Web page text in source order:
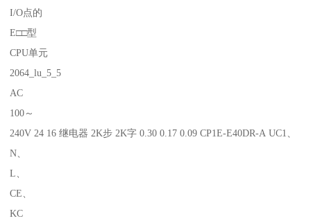
I/O点的
E□□型
CPU单元
2064_lu_5_5
AC
100～
240V 24 16 继电器 2K步 2K字 0.30 0.17 0.09 CP1E-E40DR-A UC1、
N、
L、
CE、
KC